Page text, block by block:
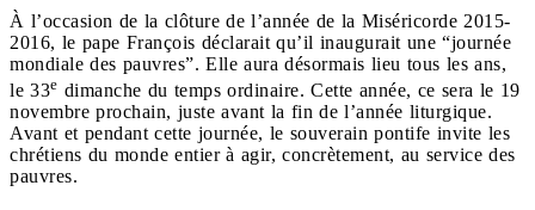
À l’occasion de la clôture de l’année de la Miséricorde 2015-
2016, le pape François déclarait qu’il inaugurait une “journée
mondiale des pauvres”. Elle aura désormais lieu tous les ans,
le 33e dimanche du temps ordinaire. Cette année, ce sera le 19
novembre prochain, juste avant la fin de l’année liturgique.
Avant et pendant cette journée, le souverain pontife invite les
chrétiens du monde entier à agir, concrètement, au service des
pauvres.